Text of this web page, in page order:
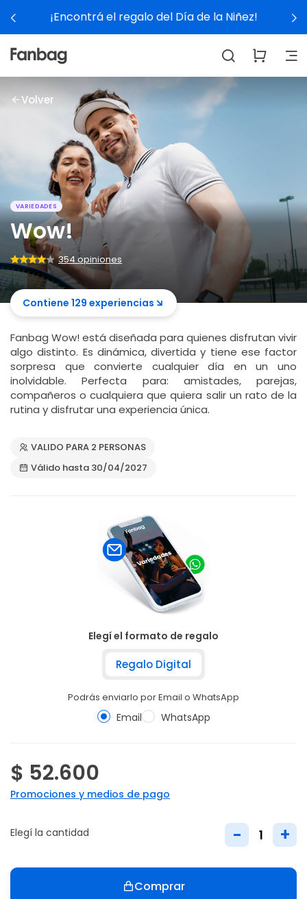
¡Encontrá el regalo del Día de la Niñez!
Volver
VARIEDADES
Wow!
354 opiniones
Contiene 129 experiencias
Fanbag Wow! está diseñada para quienes disfrutan vivir
algo distinto. Es dinámica, divertida y tiene ese factor
sorpresa que convierte cualquier día en un uno
inolvidable. Perfecta para: amistades, parejas,
compañeros o cualquiera que quiera salir un rato de la
rutina y disfrutar una experiencia única.
VALIDO PARA 2 PERSONAS
Válido hasta 30/04/2027
Elegí el formato de regalo
Regalo Digital
Podrás enviarlo por Email o WhatsApp
Email WhatsApp
$ 52.600
Promociones y medios de pago
Elegí la cantidad - +
Comprar